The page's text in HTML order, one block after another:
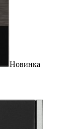
Новинка